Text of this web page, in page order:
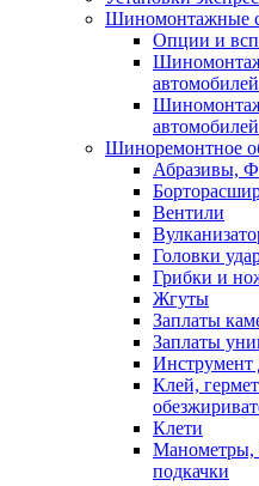
Шиномонтажные
Опции и
автомобилей
автомобилей
Шиноремонтное
Абразивы,
Вентили
Головки
Грибки и
Жгуты
Заплаты
Заплаты
Клей,
Клети
Манометры,
подкачки